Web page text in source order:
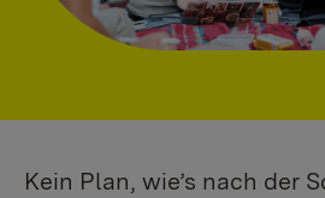
Kein Plan, wie’s nach der